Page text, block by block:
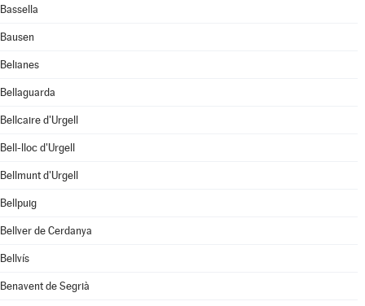
Bassella
Bausen
Belianes
Bellaguarda
Bellcaire d'Urgell
Bell-lloc d'Urgell
Bellmunt d'Urgell
Bellpuig
Bellver de Cerdanya
Bellvís
Benavent de Segrià